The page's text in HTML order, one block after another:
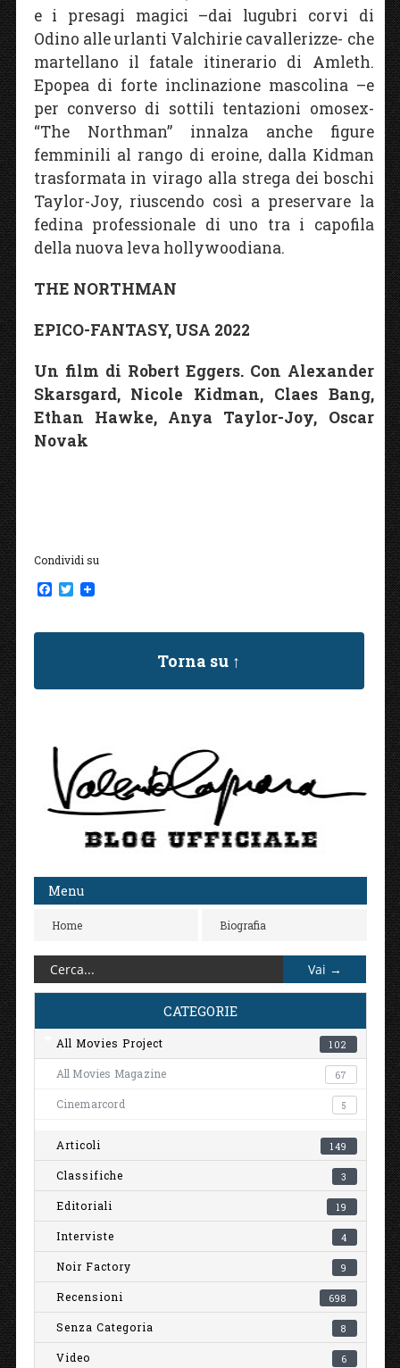
e i presagi magici –dai lugubri corvi di
Odino alle urlanti Valchirie cavallerizze- che
martellano il fatale itinerario di Amleth.
Epopea di forte inclinazione mascolina –e
per converso di sottili tentazioni omosex-
“The Northman” innalza anche figure
femminili al rango di eroine, dalla Kidman
trasformata in virago alla strega dei boschi
Taylor-Joy, riuscendo così a preservare la
fedina professionale di uno tra i capofila
della nuova leva hollywoodiana.
THE NORTHMAN
EPICO-FANTASY, USA 2022
Un film di Robert Eggers. Con Alexander
Skarsgard, Nicole Kidman, Claes Bang,
Ethan Hawke, Anya Taylor-Joy, Oscar
Novak
Condividi su
F
e
k
T
t
Torna su ↑
Menu
Home Biografia
CATEGORIE
All Movies Project 102
All Movies Magazine 67
Cinemarcord 5
Articoli 149
Classifiche 3
Editoriali 19
Interviste 4
Noir Factory 9
Recensioni 698
Senza Categoria 8
Video 6